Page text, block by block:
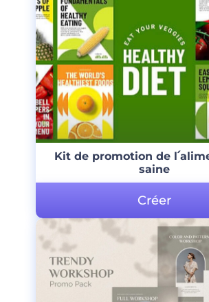
Kit de promotion de
saine
Créer